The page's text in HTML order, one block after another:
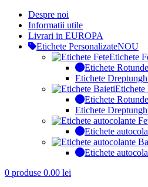
Despre noi
Informatii utile
Livrari in EUROPA
Etichete PersonalizateNOU
Etichete
Etichete Rotunde
Etichete
Etichete
Etichete Rotunde
Etichete
Etichete
Etichete
0 produse 0.00 lei